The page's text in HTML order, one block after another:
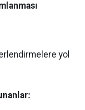
yol